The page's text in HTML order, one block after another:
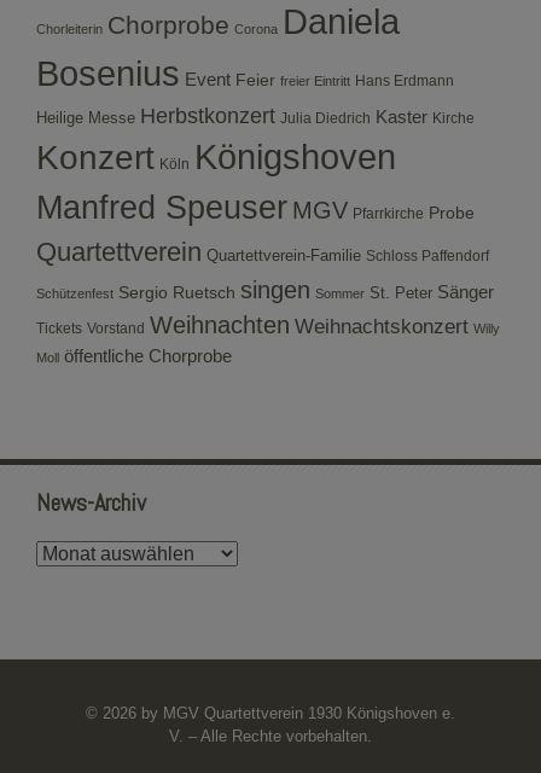
Chorleiterin Chorprobe Corona Daniela
Bosenius Event Feier freier Eintritt Hans Erdmann
Heilige Messe Herbstkonzert Julia Diedrich Kaster Kirche
Konzert Köln Königshoven
Manfred Speuser MGV Pfarrkirche Probe
Quartettverein Quartettverein-Familie Schloss Paffendorf
Schützenfest Sergio Ruetsch singen Sommer St. Peter Sänger
Tickets Vorstand Weihnachten Weihnachtskonzert Willy
Moll
öffentliche Chorprobe
News-Archiv
News-
© 2026 by MGV Quartettverein 1930 Königshoven e.
V. – Alle Rechte vorbehalten.